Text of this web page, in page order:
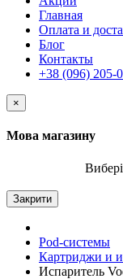
Главная
Оплата и
Блог
Контакты
+38 (096) 205-
×
Мова магазину
Закрити
Pod-системы
Картриджи и
Испаритель